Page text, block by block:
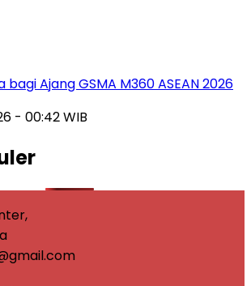
bagi Ajang GSMA M360 ASEAN 2026
- 00:42 WIB